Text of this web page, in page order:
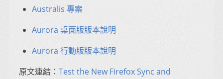
Australis 專案
Aurora 桌面版版本說明
Aurora 行動版版本說明
原文連結： Test the New Firefox Sync and